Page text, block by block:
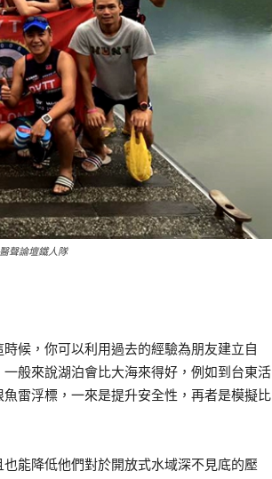
聲論壇鐵人隊
候，你可以利用過去的經驗為朋友建立自
一般來說湖泊會比大海來得好，例如到台東活
雷浮標，一來是提升安全性，再者是模擬比
能降低他們對於開放式水域深不見底的壓